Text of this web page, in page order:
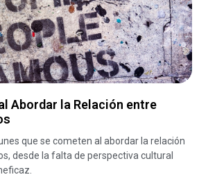
Abordar la Relación entre
que se cometen al abordar la relación
desde la falta de perspectiva cultural